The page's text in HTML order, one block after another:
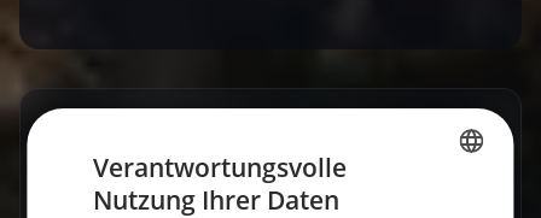
Claudia Grubert
Verantwortungsvolle
Nutzung Ihrer Daten